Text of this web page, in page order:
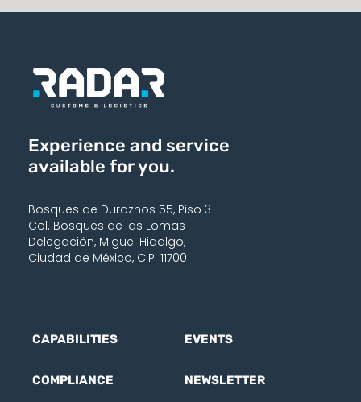
Experience and service
available for you.
Bosques de Duraznos 55, Piso 3
Col. Bosques de las Lomas
Delegación, Miguel Hidalgo,
Ciudad de México, C.P. 11700
CAPABILITIES
COMPLIANCE
EVENTS
NEWSLETTER